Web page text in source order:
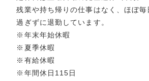
残業や持ち帰りの仕事はなく、ほぼ
過ぎずに退勤しています。
※年末年始休暇
※夏季休暇
※有給休暇
※年間休日115日